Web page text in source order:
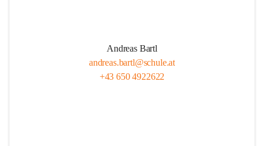
Andreas Bartl
andreas.bartl@schule.at
+43 650 4922622